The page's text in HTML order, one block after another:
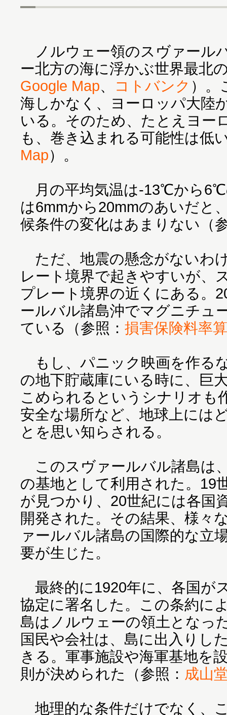
ノルウェー領のスヴァール
ー北方の海に浮かぶ世界最北
Google Map、 コトバンク ）。
海しかなく、ヨーロッパ大陸
いる。そのため、たとえヨー
も、巻き込まれる可能性は低
Map）。
月の平均気温は-13℃から6℃
は6mmから20mmのあいだと
候条件の変化はあまりない（
ただ、地震の懸念がないわ
レート境界で起きやすいが、
プレート境界の近くにある。
ールバル諸島沖でマグニチュ
ている（参照： 損害保険料率
もし、パニック映画を作る
の地下貯蔵庫にいる時に、巨
こめられるというシナリオも
安全な場所など、地球上には
とを思い知らされる。
このスヴァールバル諸島は
の基地として利用された。19
が見つかり、20世紀には各国
開発された。その結果、様々
ァールバル諸島の国際的な立
要が生じた。
最終的に1920年に、各国が
協定に署名した。この条約に
島はノルウェーの領土となっ
国民や会社は、島に出入りし
きる。軍事施設や海軍基地を
則が決められた（参照： 成山
地理的な条件だけでなく、